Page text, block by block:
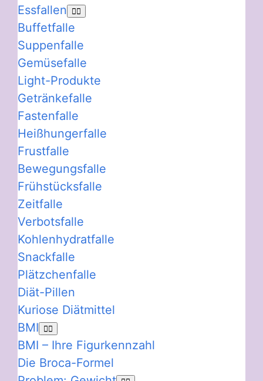
Essfallen
Buffetfalle
Suppenfalle
Gemüsefalle
Light-Produkte
Getränkefalle
Fastenfalle
Heißhungerfalle
Frustfalle
Bewegungsfalle
Frühstücksfalle
Zeitfalle
Verbotsfalle
Kohlenhydratfalle
Snackfalle
Plätzchenfalle
Diät-Pillen
Kuriose Diätmittel
BMI
BMI – Ihre Figurkennzahl
Die Broca-Formel